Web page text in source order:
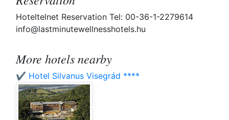
Hoteltelnet Reservation Tel: 00-36-1-2279614
info@lastminutewellnesshotels.hu
More hotels nearby
✔️ Hotel Silvanus Visegrád ****